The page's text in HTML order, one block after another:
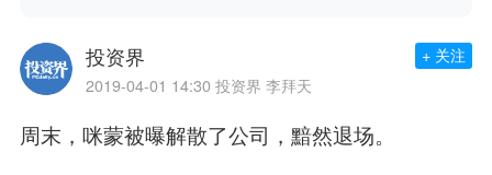
投资界
2019-04-01 14:30 投资界 李拜天
+ 关注
周末，咪蒙被曝解散了公司，黯然退场。